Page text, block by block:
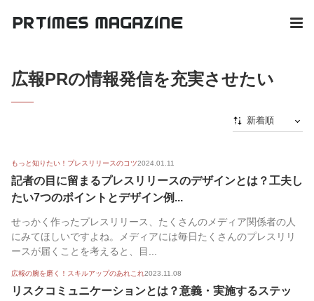
広報PRの情報発信を充実させたい
新着順
人気順
もっと知りたい！プレスリリースのコツ2024.01.11
記者の目に留まるプレスリリースのデザインとは？工夫し
たい7つのポイントとデザイン例...
せっかく作ったプレスリリース、たくさんのメディア関係者の人
にみてほしいですよね。メディアには毎日たくさんのプレスリリ
ースが届くことを考えると、目...
広報の腕を磨く！スキルアップのあれこれ2023.11.08
リスクコミュニケーションとは？意義・実施するステッ